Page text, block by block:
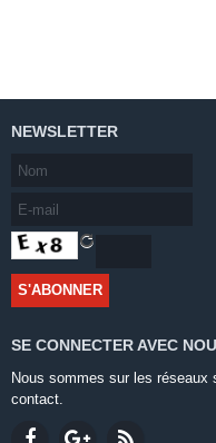
NEWSLETTER
SE CONNECTER AVEC
Nous sommes sur les
contact.